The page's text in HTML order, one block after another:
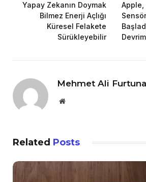
Yapay Zekanın Doymak
Bilmez Enerji Açlığı
Küresel Felakete
Sürükleyebilir
Apple,
Mehmet Ali Furtuna
Website
Related Posts